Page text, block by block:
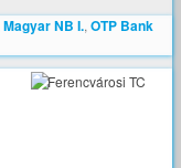
Magyar NB I., OTP Bank